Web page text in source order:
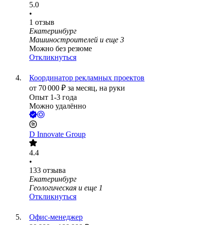
5.0
•
1 отзыв
Екатеринбург
Машиностроителей и еще 3
Можно без резюме
Откликнуться
Координатор рекламных проектов
от 70 000 ₽ за месяц, на руки
Опыт 1-3 года
Можно удалённо
D Innovate Group
4.4
•
133 отзыва
Екатеринбург
Геологическая и еще 1
Откликнуться
Офис-менеджер